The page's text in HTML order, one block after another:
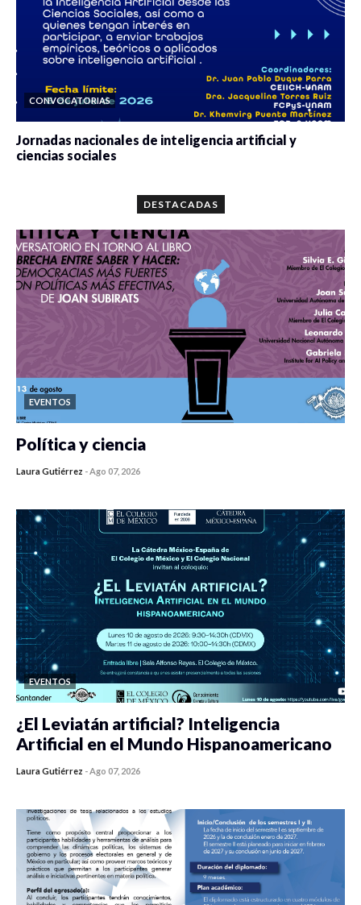
CONVOCATORIAS
Jornadas nacionales de inteligencia artificial y
ciencias sociales
DESTACADAS
EVENTOS
Política y ciencia
Laura Gutiérrez -Ago 07, 2026
EVENTOS
¿El Leviatán artificial? Inteligencia
Artificial en el Mundo Hispanoamericano
Laura Gutiérrez -Ago 07, 2026